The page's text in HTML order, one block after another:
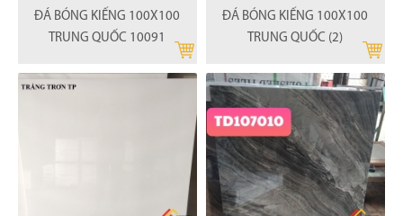
ĐÁ BÓNG KIẾNG 100X100
TRUNG QUỐC 10091
ĐÁ BÓNG KIẾNG 100X100
TRUNG QUỐC (2)